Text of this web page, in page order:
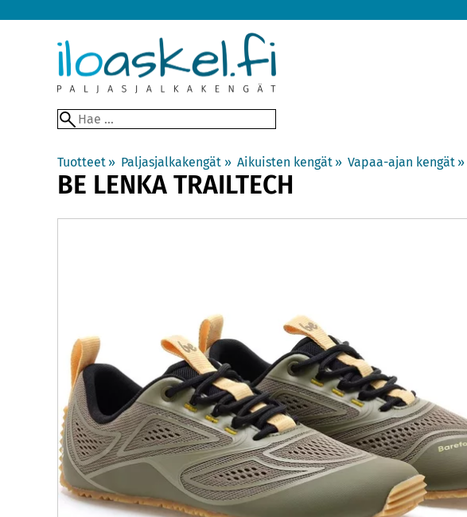
Tuotteet ‪» Paljasjalkakengät ‪» Aikuisten kengät ‪» Vapaa-ajan kengät ‪»
BE LENKA TRAILTECH